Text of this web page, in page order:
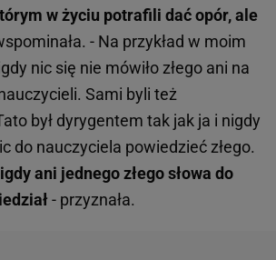
w życiu potrafili dać opór, ale
- Na przykład w moim
nic się nie mówiło złego ani na
Sami byli też
był dyrygentem tak jak ja i nigdy
do nauczyciela powiedzieć złego.
ani jednego złego słowa do
- przyznała.